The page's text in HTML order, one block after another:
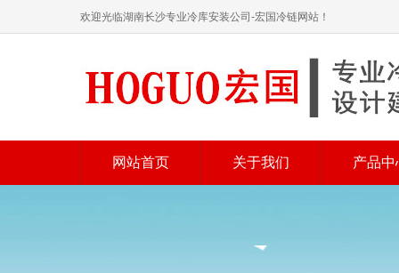
欢迎光临湖南长沙专业冷库安装公司-宏国冷链网站！
网站首页 关于我们 产品中